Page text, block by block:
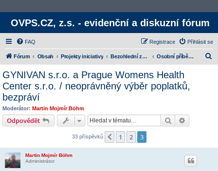
OVPS.CZ, z.s. - evidenční a diskuzní fórum
FAQ Přihlásit se
Registrace
Fórum Obsah Projekty iniciativy Bezohlední zdravotníci Osobní příběhy / recenze
GYNIVAN s.r.o. a Prague Womens Health
Center s.r.o. / neoprávněný výběr poplatků,
bezpráví
Moderátor: Martin Mojmír Böhm
Odpovědět Hledat
33 příspěvků Předchozí
1 2 3
Martin Mojmír Böhm
Administrátor